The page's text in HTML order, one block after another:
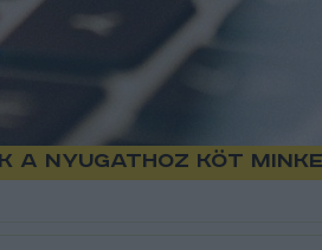
a nyugathoz köt